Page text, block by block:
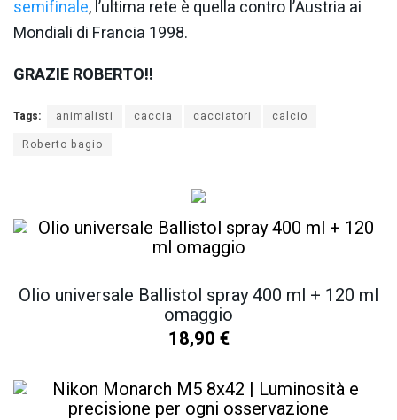
semifinale, l’ultima rete è quella contro l’Austria ai
Mondiali di Francia 1998.
GRAZIE ROBERTO!!
Tags: animalisti caccia cacciatori
calcio
Roberto bagio
Olio universale Ballistol spray 400 ml + 120 ml
omaggio
18,90 €